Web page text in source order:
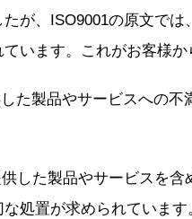
が、ISO9001の原文で
ています。これがお客様
した製品やサービスへの
した製品やサービスを
処置が求められています